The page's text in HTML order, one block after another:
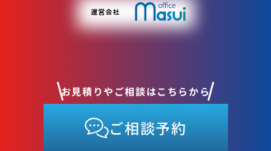
お見積りやご相談はこちらから
ご相談予約